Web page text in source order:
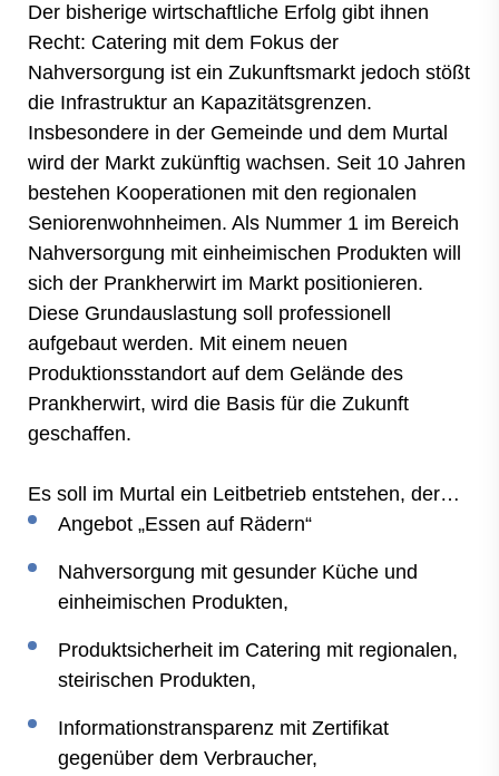
Der bisherige wirtschaftliche Erfolg gibt ihnen
Recht: Catering mit dem Fokus der
Nahversorgung ist ein Zukunftsmarkt jedoch stößt
die Infrastruktur an Kapazitätsgrenzen.
Insbesondere in der Gemeinde und dem Murtal
wird der Markt zukünftig wachsen. Seit 10 Jahren
bestehen Kooperationen mit den regionalen
Seniorenwohnheimen. Als Nummer 1 im Bereich
Nahversorgung mit einheimischen Produkten will
sich der Prankherwirt im Markt positionieren.
Diese Grundauslastung soll professionell
aufgebaut werden. Mit einem neuen
Produktionsstandort auf dem Gelände des
Prankherwirt, wird die Basis für die Zukunft
geschaffen.
Es soll im Murtal ein Leitbetrieb entstehen, der…
Angebot „Essen auf Rädern“
Nahversorgung mit gesunder Küche und
einheimischen Produkten,
Produktsicherheit im Catering mit regionalen,
steirischen Produkten,
Informationstransparenz mit Zertifikat
gegenüber dem Verbraucher,